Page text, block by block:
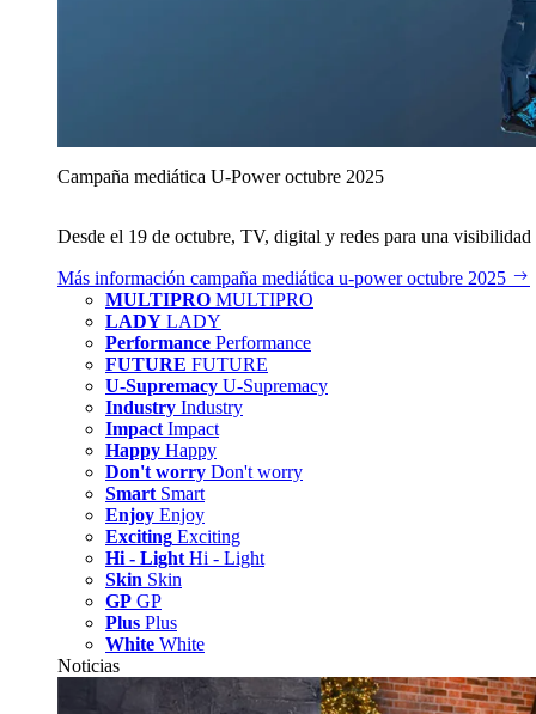
Campaña mediática U‑Power octubre 2025
Desde el 19 de octubre, TV, digital y redes para una
Más información campaña mediática u‑power octubre 2025
MULTIPRO MULTIPRO
LADY LADY
Performance Performance
FUTURE FUTURE
U-Supremacy U-Supremacy
Industry Industry
Impact Impact
Happy Happy
Don't worry Don't worry
Smart Smart
Enjoy Enjoy
Exciting Exciting
Hi - Light Hi - Light
Skin Skin
GP GP
Plus Plus
White White
Noticias